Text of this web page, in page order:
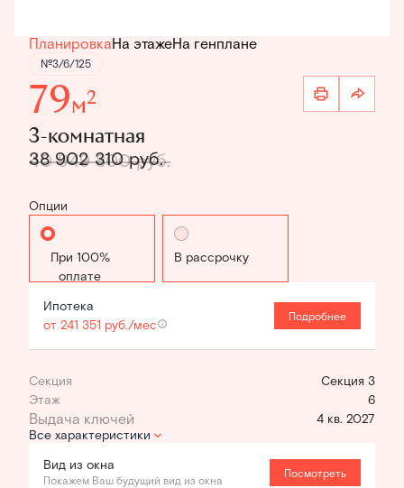
ПланировкаНа этажеНа генплане
№3/6/125
79м2
3-комнатная
40 949 800 руб.
38 902 310 руб.
Опции
Стандартная В рассрочку
Ипотека
от 241 351 руб./мес
Подробнее
Секция
Секция 3
Этаж
6
4 кв. 2027
Все характеристики
Вид из окна
Покажем Ваш будущий вид из окна
Посмотреть